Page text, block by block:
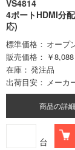
VS4814
4ポートHDMI分
応)
標準価格
オープ
販売価格
￥8,088
在庫
発注品
出荷目安
メーカ
商品の詳
台